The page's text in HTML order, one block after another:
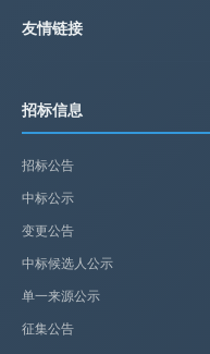
友情链接
招标信息
招标公告
中标公示
变更公告
中标候选人公示
单一来源公示
征集公告